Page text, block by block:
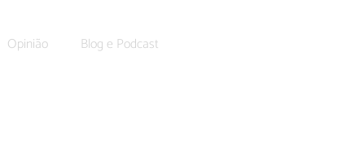
Opinião Blog e Podcast